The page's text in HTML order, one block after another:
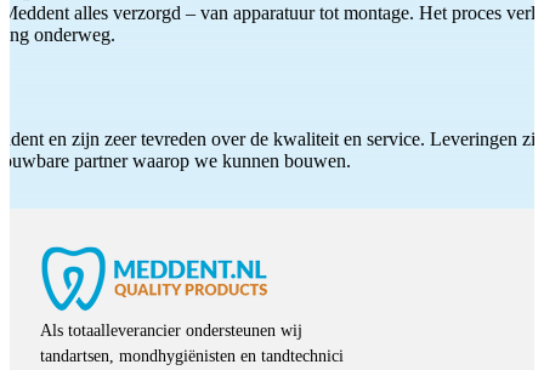
alles verzorgd – van apparatuur tot montage. Het proces
onderweg.
en zijn zeer tevreden over de kwaliteit en service. Leveringen
partner waarop we kunnen bouwen.
Als totaalleverancier ondersteunen wij
tandartsen, mondhygiënisten en tandtechnici